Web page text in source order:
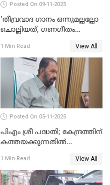
Posted On 09-11-2025
'തീവ്രവാദ ഗാനം ഒന്നുമല്ലല്ലോ
ചൊല്ലിയത്, ഗണഗീതം
ഭാഗം'; സുരേഷ് ഗോപി WATCH
VIDEO
1 Min Read View All
Posted On 05-11-2025
പിഎം ശ്രീ പദ്ധതി; കേന്ദ്രത്തിന്
കത്തയക്കുന്നതില്‍
വി.ശിവന്‍കുട്ടി WATCH VIDEO
1 Min Read View All